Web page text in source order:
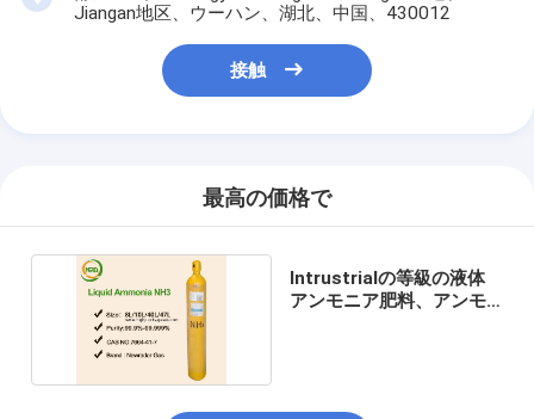
Jiangan地区、ウーハン、湖北、中国、430012
接触
最高の価格で
Intrustrialの等級の液体
アンモニア肥料、アンモ